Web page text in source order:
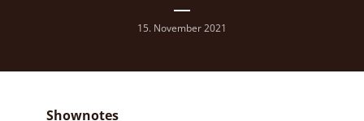
15. November 2021
Shownotes